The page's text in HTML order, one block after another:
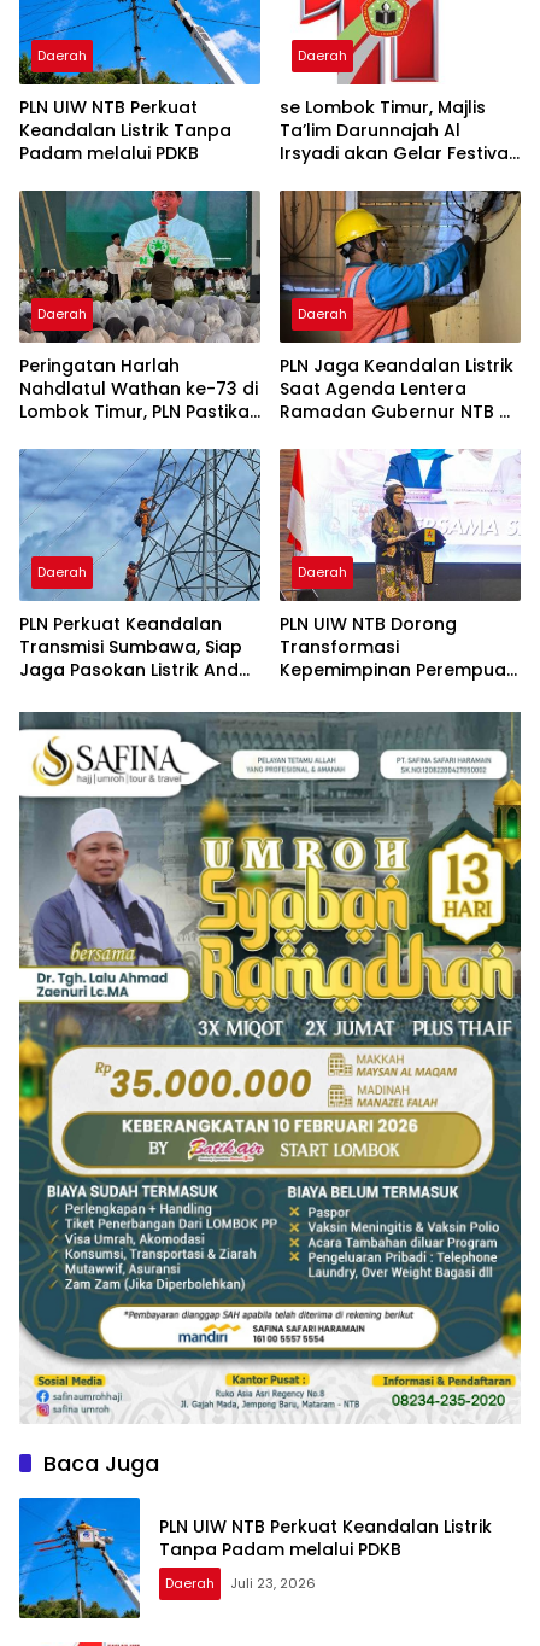
Daerah
PLN UIW NTB Perkuat
Keandalan Listrik Tanpa
Padam melalui PDKB
Daerah
se Lombok Timur, Majlis
Ta’lim Darunnajah Al
Irsyadi akan Gelar Festival
Daerah
Peringatan Harlah
Nahdlatul Wathan ke-73 di
Lombok Timur, PLN Pastikan
Daerah
PLN Jaga Keandalan Listrik
Saat Agenda Lentera
Ramadan Gubernur NTB di
Daerah
PLN Perkuat Keandalan
Transmisi Sumbawa, Siap
Jaga Pasokan Listrik Andal
Daerah
PLN UIW NTB Dorong
Transformasi
Kepemimpinan Perempuan
Grace”
Baca Juga
PLN UIW NTB Perkuat Keandalan Listrik
Tanpa Padam melalui PDKB
Daerah Juli 23, 2026